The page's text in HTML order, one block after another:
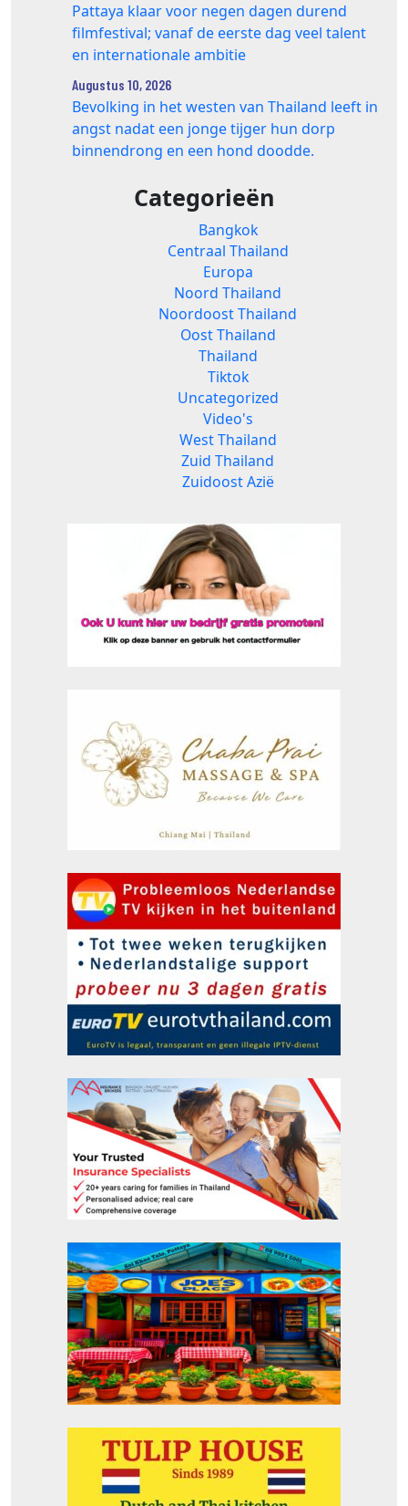
Pattaya klaar voor negen dagen durend
filmfestival; vanaf de eerste dag veel talent
en internationale ambitie
Augustus 10, 2026
Bevolking in het westen van Thailand leeft in
angst nadat een jonge tijger hun dorp
binnendrong en een hond doodde.
Categorieën
Bangkok
Centraal Thailand
Europa
Noord Thailand
Noordoost Thailand
Oost Thailand
Thailand
Tiktok
Uncategorized
Video's
West Thailand
Zuid Thailand
Zuidoost Azië